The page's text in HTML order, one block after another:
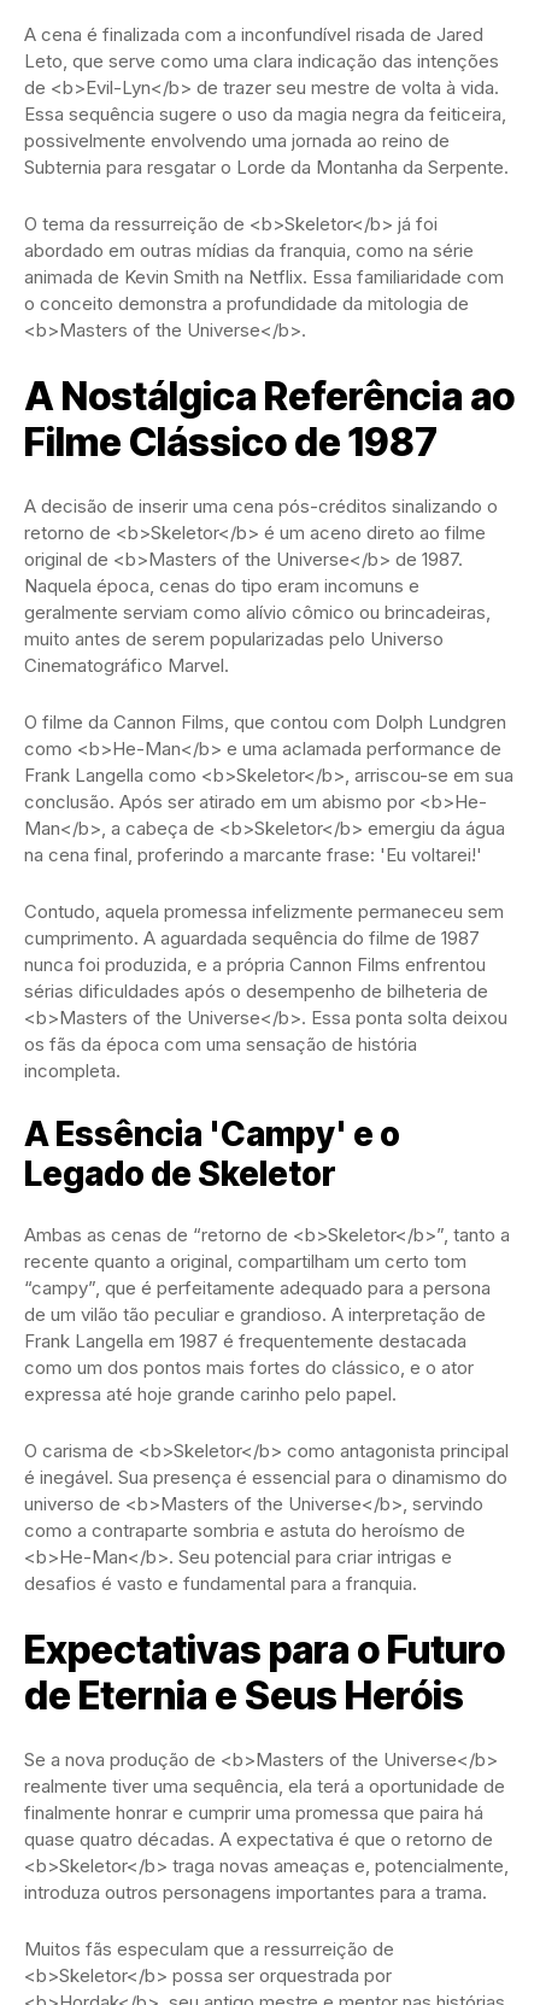
A cena é finalizada com a inconfundível risada de Jared
Leto, que serve como uma clara indicação das intenções
de <b>Evil-Lyn</b> de trazer seu mestre de volta à vida.
Essa sequência sugere o uso da magia negra da feiticeira,
possivelmente envolvendo uma jornada ao reino de
Subternia para resgatar o Lorde da Montanha da Serpente.
O tema da ressurreição de <b>Skeletor</b> já foi
abordado em outras mídias da franquia, como na série
animada de Kevin Smith na Netflix. Essa familiaridade com
o conceito demonstra a profundidade da mitologia de
<b>Masters of the Universe</b>.
A Nostálgica Referência ao
Filme Clássico de 1987
A decisão de inserir uma cena pós-créditos sinalizando o
retorno de <b>Skeletor</b> é um aceno direto ao filme
original de <b>Masters of the Universe</b> de 1987.
Naquela época, cenas do tipo eram incomuns e
geralmente serviam como alívio cômico ou brincadeiras,
muito antes de serem popularizadas pelo Universo
Cinematográfico Marvel.
O filme da Cannon Films, que contou com Dolph Lundgren
como <b>He-Man</b> e uma aclamada performance de
Frank Langella como <b>Skeletor</b>, arriscou-se em sua
conclusão. Após ser atirado em um abismo por <b>He-
Man</b>, a cabeça de <b>Skeletor</b> emergiu da água
na cena final, proferindo a marcante frase: 'Eu voltarei!'
Contudo, aquela promessa infelizmente permaneceu sem
cumprimento. A aguardada sequência do filme de 1987
nunca foi produzida, e a própria Cannon Films enfrentou
sérias dificuldades após o desempenho de bilheteria de
<b>Masters of the Universe</b>. Essa ponta solta deixou
os fãs da época com uma sensação de história
incompleta.
A Essência 'Campy' e o
Legado de Skeletor
Ambas as cenas de “retorno de <b>Skeletor</b>”, tanto a
recente quanto a original, compartilham um certo tom
“campy”, que é perfeitamente adequado para a persona
de um vilão tão peculiar e grandioso. A interpretação de
Frank Langella em 1987 é frequentemente destacada
como um dos pontos mais fortes do clássico, e o ator
expressa até hoje grande carinho pelo papel.
O carisma de <b>Skeletor</b> como antagonista principal
é inegável. Sua presença é essencial para o dinamismo do
universo de <b>Masters of the Universe</b>, servindo
como a contraparte sombria e astuta do heroísmo de
<b>He-Man</b>. Seu potencial para criar intrigas e
desafios é vasto e fundamental para a franquia.
Expectativas para o Futuro
de Eternia e Seus Heróis
Se a nova produção de <b>Masters of the Universe</b>
realmente tiver uma sequência, ela terá a oportunidade de
finalmente honrar e cumprir uma promessa que paira há
quase quatro décadas. A expectativa é que o retorno de
<b>Skeletor</b> traga novas ameaças e, potencialmente,
introduza outros personagens importantes para a trama.
Muitos fãs especulam que a ressurreição de
<b>Skeletor</b> possa ser orquestrada por